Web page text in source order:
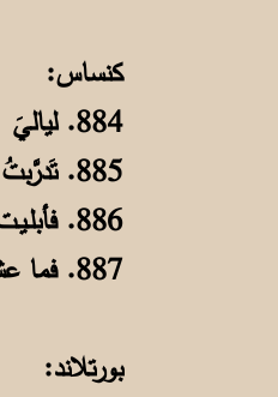
كنساس:
884. لياليَ في (كنساسَ) كانت سقيمةً ففي وَحدةِ الإنعاشِ سُهدٌ سبى ليلي
885. تَدرَّبتُ فيها واشتـغلتُ مثـابراً على راحةِ المرضى ، فأرهقني شغلي
886. فأبلـيـت إبـلاءً أَزيلُ بلــيّةً فساعدني ربــي وحسّنَ لي فعلي
887. فما عشت فيـها غيرَ عامٍ مُكَبلاً وغادرتُها كالطير لما انقضى حولي
بورتلاند: